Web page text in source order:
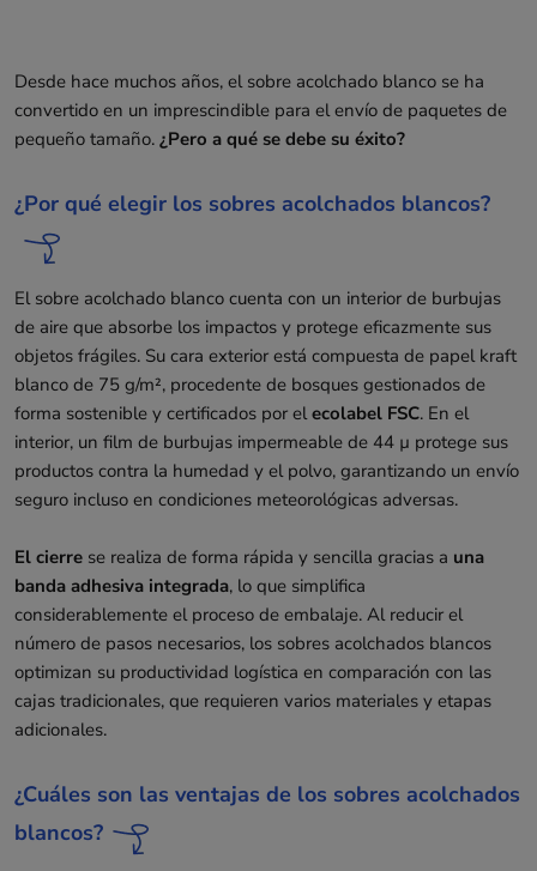
Desde hace muchos años, el sobre acolchado blanco se ha
convertido en un imprescindible para el envío de paquetes de
pequeño tamaño. ¿Pero a qué se debe su éxito?
¿Por qué elegir los sobres acolchados blancos?
El sobre acolchado blanco cuenta con un interior de burbujas
de aire que absorbe los impactos y protege eficazmente sus
objetos frágiles. Su cara exterior está compuesta de papel kraft
blanco de 75 g/m², procedente de bosques gestionados de
forma sostenible y certificados por elecolabel FSC. En el
interior, un film de burbujas impermeable de 44 µ protege sus
productos contra la humedad y el polvo, garantizando un envío
seguro incluso en condiciones meteorológicas adversas.
El cierre se realiza de forma rápida y sencilla gracias a una
banda adhesiva integrada, lo que simplifica
considerablemente el proceso de embalaje. Al reducir el
número de pasos necesarios, los sobres acolchados blancos
optimizan su productividad logística en comparación con las
cajas tradicionales, que requieren varios materiales y etapas
adicionales.
¿Cuáles son las ventajas de los sobres acolchados
blancos?